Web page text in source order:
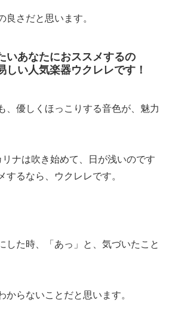
良さだと思います。
いあなたにおススメするの
しい人気楽器ウクレレです！
、優しくほっこりする音色が、魅力
ナは吹き始めて、日が浅いのです
するなら、ウクレレです。
した時、「あっ」と、気づいたこと
からないことだと思います。